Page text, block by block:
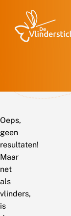
Oeps,
geen
resultaten!
Maar
net
als
vlinders,
is